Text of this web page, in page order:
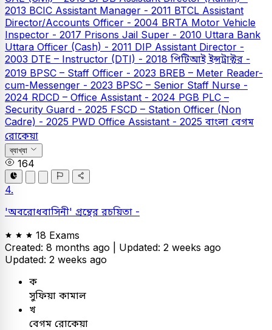
2013 BCIC Assistant Manager - 2011 BTCL Assistant
Director/Accounts Officer - 2004 BRTA Motor Vehicle
Inspector - 2017 Prisons Jail Super - 2010 Uttara Bank
Uttara Officer (Cash) - 2011 DIP Assistant Director -
2003 DTE – Instructor (DTI) - 2018 পিটিআই ইন্সট্রাক্টর -
2019 BPSC – Staff Officer - 2023 BREB – Meter Reader-
cum-Messenger - 2023 BPSC – Senior Staff Nurse -
2024 RDCD – Office Assistant - 2024 PGB PLC –
Security Guard - 2025 FSCD – Station Officer (Non
Cadre) - 2025 PWD Office Assistant - 2025 বাংলা বেগম
রোকেয়া
ব্যাখ্যা
164
4.
'অবরোধবাসিনী' গ্রন্থের রচয়িতা -
18 Exams
Created: 8 months ago | Updated: 2 weeks ago
Updated: 2 weeks ago
ক
সুফিয়া কামাল
খ
বেগম রোকেয়া